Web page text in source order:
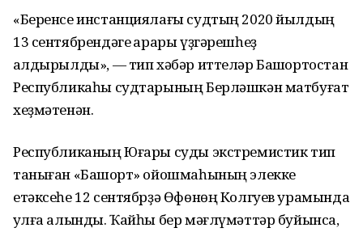
«Беренсе инстанциялағы судтың 2020 йылдың
13 сентябрендәге ҡарары үҙгәрешһеҙ
ҡалдырылды», — тип хәбәр иттеләр Башҡортостан
Республикаһы судтарының Берләшкән матбуғат
хеҙмәтенән.
Республиканың Юғары суды экстремистик тип
таныған «Башҡорт» ойошмаһының элекке
етәксеһе 12 сентябрҙә Өфөнөң Колгуев урамында
ҡулға алынды. Ҡайһы бер мәғлүмәттәр буйынса,